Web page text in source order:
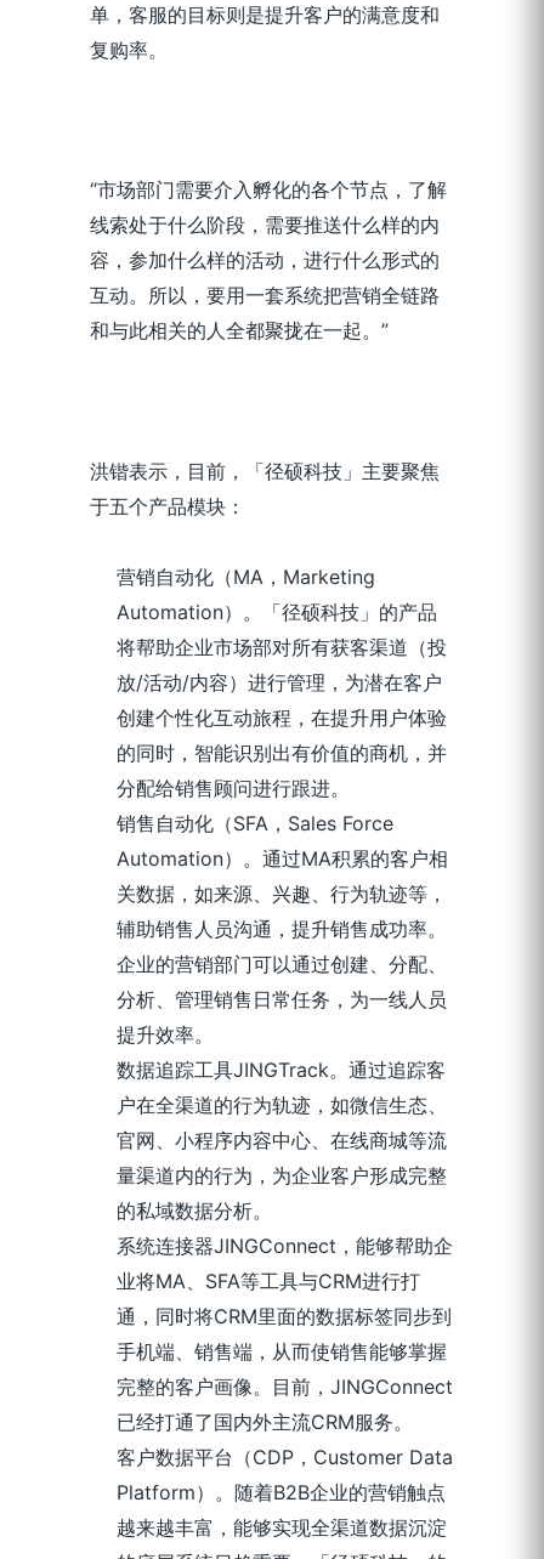
单，客服的目标则是提升客户的满意度和
复购率。
“市场部门需要介入孵化的各个节点，了解
线索处于什么阶段，需要推送什么样的内
容，参加什么样的活动，进行什么形式的
互动。所以，要用一套系统把营销全链路
和与此相关的人全都聚拢在一起。”
洪锴表示，目前，「径硕科技」主要聚焦
于五个产品模块：
营销自动化（MA，Marketing
Automation）。「径硕科技」的产品
将帮助企业市场部对所有获客渠道（投
放/活动/内容）进行管理，为潜在客户
创建个性化互动旅程，在提升用户体验
的同时，智能识别出有价值的商机，并
分配给销售顾问进行跟进。
销售自动化（SFA，Sales Force
Automation）。通过MA积累的客户相
关数据，如来源、兴趣、行为轨迹等，
辅助销售人员沟通，提升销售成功率。
企业的营销部门可以通过创建、分配、
分析、管理销售日常任务，为一线人员
提升效率。
数据追踪工具JINGTrack。通过追踪客
户在全渠道的行为轨迹，如微信生态、
官网、小程序内容中心、在线商城等流
量渠道内的行为，为企业客户形成完整
的私域数据分析。
系统连接器JINGConnect，能够帮助企
业将MA、SFA等工具与CRM进行打
通，同时将CRM里面的数据标签同步到
手机端、销售端，从而使销售能够掌握
完整的客户画像。目前，JINGConnect
已经打通了国内外主流CRM服务。
客户数据平台（CDP，Customer Data
Platform）。随着B2B企业的营销触点
越来越丰富，能够实现全渠道数据沉淀